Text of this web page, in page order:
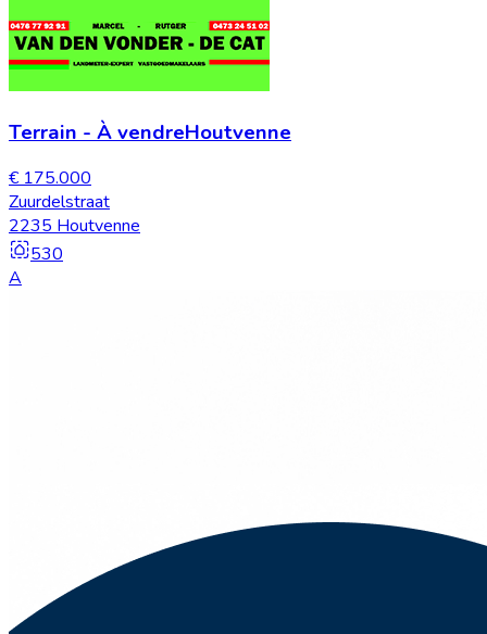
Terrain - À vendreHoutvenne
€ 175.000
Zuurdelstraat
2235 Houtvenne
530
A